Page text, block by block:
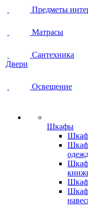
Предметы
Матрасы
Сантехника
Двери
Освещение
Шкафы